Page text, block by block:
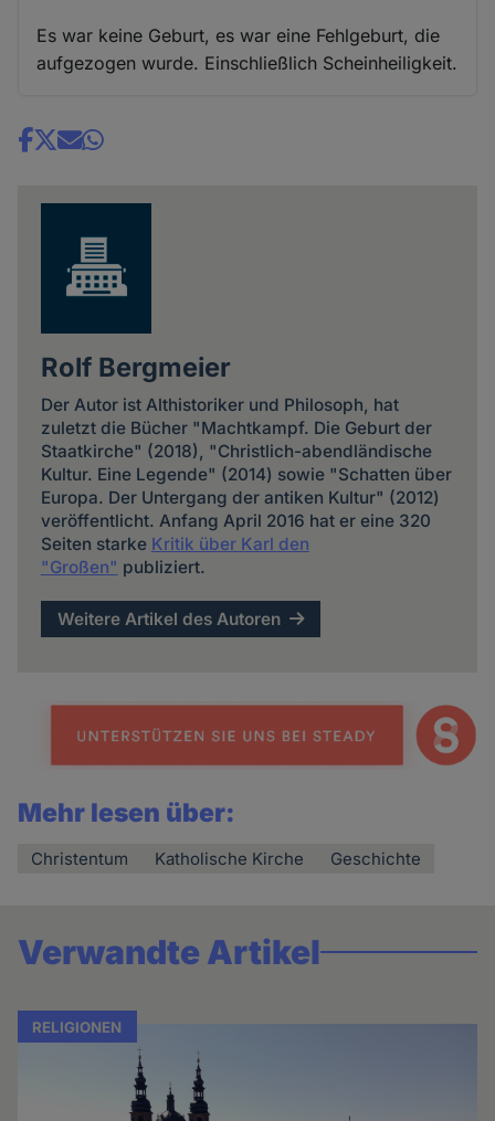
Es war keine Geburt, es war eine Fehlgeburt, die
aufgezogen wurde. Einschließlich Scheinheiligkeit.
Share
Rolf Bergmeier
Der Autor ist Althistoriker und Philosoph, hat
zuletzt die Bücher "Machtkampf. Die Geburt der
Staatkirche" (2018), "Christlich-abendländische
Kultur. Eine Legende" (2014) sowie "Schatten über
Europa. Der Untergang der antiken Kultur" (2012)
veröffentlicht. Anfang April 2016 hat er eine 320
Seiten starke Kritik über Karl den
"Großen" publiziert.
Weitere Artikel des Autoren
Mehr lesen über:
Christentum Katholische Kirche Geschichte
Verwandte Artikel
RELIGIONEN